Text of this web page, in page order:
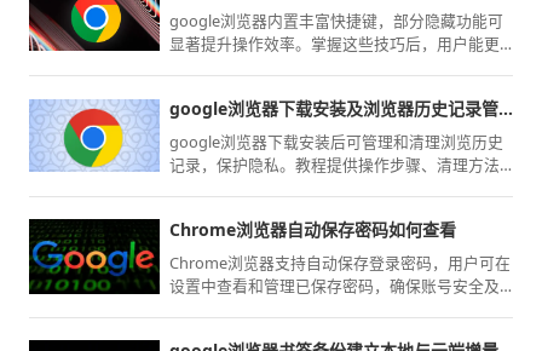
google浏览器内置丰富快捷键，部分隐藏功能可
显著提升操作效率。掌握这些技巧后，用户能更
google浏览器下载安装及浏览器历史记录管理与清理技巧
google浏览器下载安装后可管理和清理浏览历史
记录，保护隐私。教程提供操作步骤、清理方法
Chrome浏览器自动保存密码如何查看
Chrome浏览器支持自动保存登录密码，用户可在
设置中查看和管理已保存密码，确保账号安全及